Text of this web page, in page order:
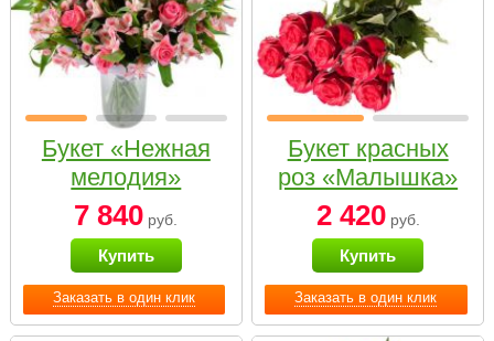
Заказать в один клик
Букет «Нежная
мелодия»
7 840 руб.
Купить
Заказать в один клик
Букет красных
роз «Малышка»
2 420руб.
Купить